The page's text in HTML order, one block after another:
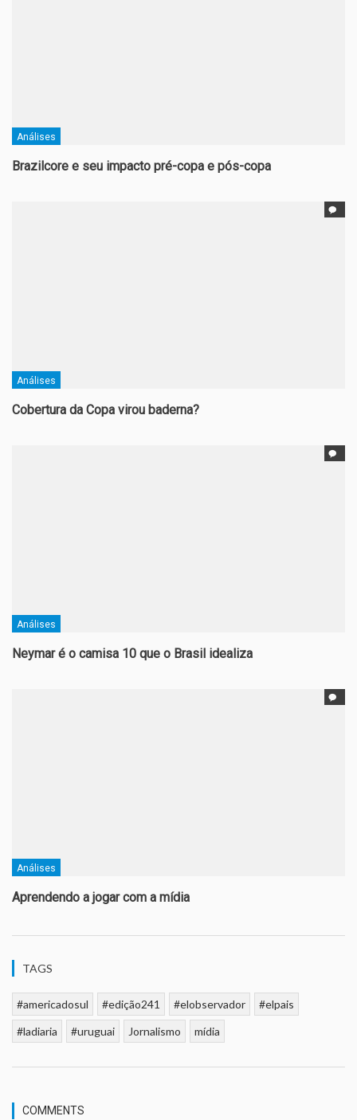
Análises
Brazilcore e seu impacto pré-copa e pós-copa
Análises
Cobertura da Copa virou baderna?
Análises
Neymar é o camisa 10 que o Brasil idealiza
Análises
Aprendendo a jogar com a mídia
TAGS
#americadosul #edição241 #elobservador
#elpais
#ladiaria
#uruguai Jornalismo mídia
COMMENTS